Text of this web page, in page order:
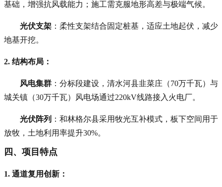
基础，增强抗风载能力；施工需克服地形高差与极端气候。
光伏支架 ：柔性支架结合固定桩基，适应土地起伏，减少
地基开挖。
2. 结构布局 ：
风电集群 ：分标段建设，清水河县韭菜庄（70万千瓦）与
城关镇（30万千瓦）风电场通过220kV线路接入火电厂。
光伏阵列 ：和林格尔县采用牧光互补模式，板下空间用于
放牧，土地利用率提升30%。
四、项目特点
1. 通道复用创新 ：